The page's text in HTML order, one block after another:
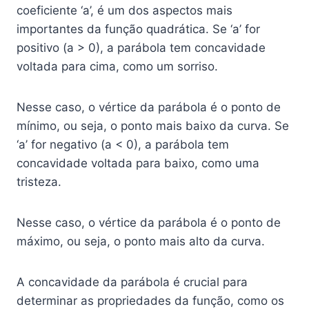
coeficiente ‘a’, é um dos aspectos mais
importantes da função quadrática. Se ‘a’ for
positivo (a > 0), a parábola tem concavidade
voltada para cima, como um sorriso.
Nesse caso, o vértice da parábola é o ponto de
mínimo, ou seja, o ponto mais baixo da curva. Se
‘a’ for negativo (a < 0), a parábola tem
concavidade voltada para baixo, como uma
tristeza.
Nesse caso, o vértice da parábola é o ponto de
máximo, ou seja, o ponto mais alto da curva.
A concavidade da parábola é crucial para
determinar as propriedades da função, como os